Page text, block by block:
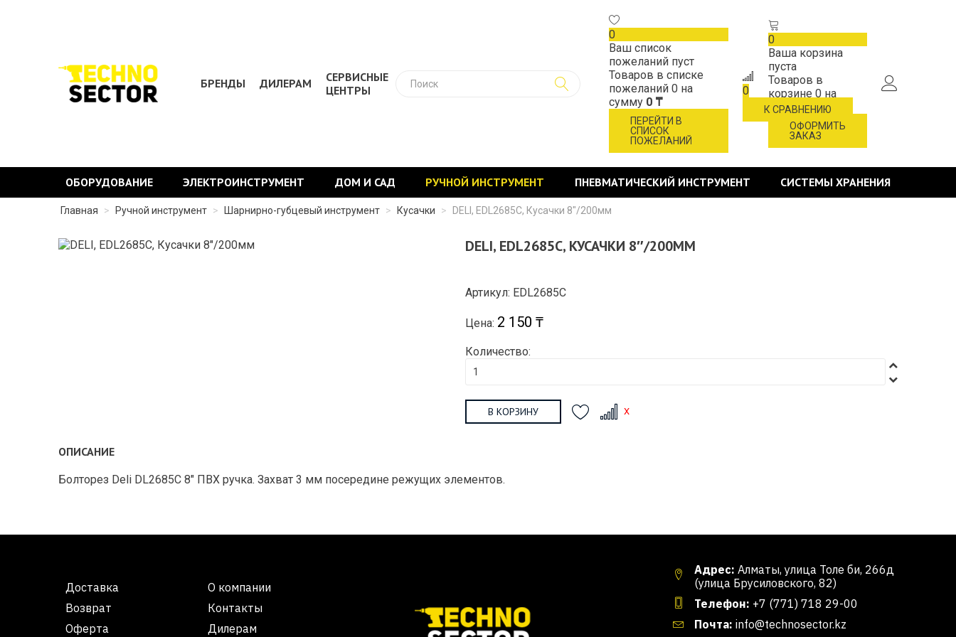
БРЕНДЫ ДИЛЕРАМ
СЕРВИСНЫЕ
ЦЕНТРЫ
0
Ваш список
пожеланий пуст
Товаров в списке
пожеланий 0 на
сумму 0 ₸
ПЕРЕЙТИ В
СПИСОК
ПОЖЕЛАНИЙ
0
К СРАВНЕНИЮ
0
Ваша корзина
пуста
Товаров в
корзине 0 на
сумму0 ₸
ОФОРМИТЬ
ЗАКАЗ
ОБОРУДОВАНИЕ ЭЛЕКТРОИНСТРУМЕНТ ДОМ И САД РУЧНОЙ ИНСТРУМЕНТ ПНЕВМАТИЧЕСКИЙ ИНСТРУМЕНТ СИСТЕМЫ ХРАНЕНИЯ
Главная > Ручной инструмент > Шарнирно-губцевый инструмент > Кусачки > DELI, EDL2685C, Кусачки 8″/200мм
DELI, EDL2685C, КУСАЧКИ 8″/200ММ
Артикул: EDL2685C
Цена: 2 150 ₸
Количество:
В КОРЗИНУ
ОПИСАНИЕ
Болторез Deli DL2685C 8" ПВХ ручка. Захват 3 мм посередине режущих элементов.
Доставка
О компании
Возврат
Контакты
Оферта
Дилерам
Адрес: Алматы, улица Толе би, 266д
(улица Брусиловского, 82)
Телефон: +7 (771) 718 29-00
Почта: info@technosector.kz